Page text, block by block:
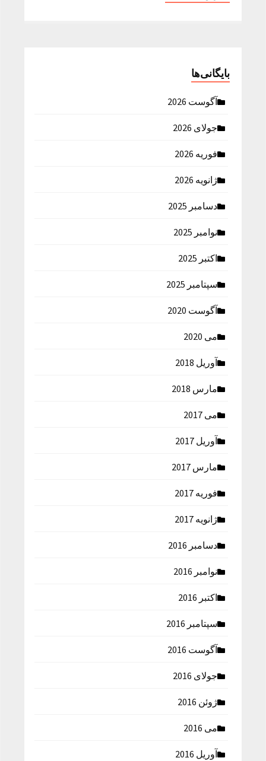
بایگانی‌ها
آگوست 2026
جولای 2026
فوریه 2026
ژانویه 2026
دسامبر 2025
نوامبر 2025
اکتبر 2025
سپتامبر 2025
آگوست 2020
می 2020
آوریل 2018
مارس 2018
می 2017
آوریل 2017
مارس 2017
فوریه 2017
ژانویه 2017
دسامبر 2016
نوامبر 2016
اکتبر 2016
سپتامبر 2016
آگوست 2016
جولای 2016
ژوئن 2016
می 2016
آوریل 2016